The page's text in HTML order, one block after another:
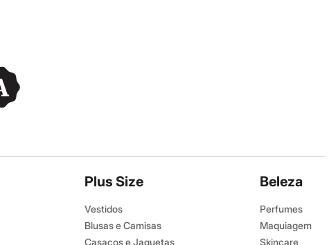
Plus Size
Vestidos
Blusas e Camisas
Casacos e Jaquetas
Beleza
Perfumes
Maquiagem
Skincare